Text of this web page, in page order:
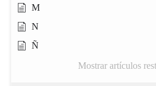
M
N
Ñ
Mostrar artículos